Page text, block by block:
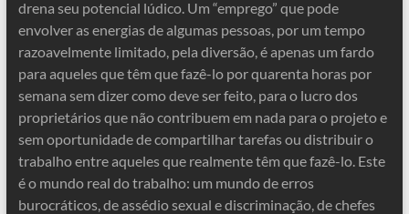
drena seu potencial lúdico. Um “emprego” que pode
envolver as energias de algumas pessoas, por um tempo
razoavelmente limitado, pela diversão, é apenas um fardo
para aqueles que têm que fazê-lo por quarenta horas por
semana sem dizer como deve ser feito, para o lucro dos
proprietários que não contribuem em nada para o projeto e
sem oportunidade de compartilhar tarefas ou distribuir o
trabalho entre aqueles que realmente têm que fazê-lo. Este
é o mundo real do trabalho: um mundo de erros
burocráticos, de assédio sexual e discriminação, de chefes